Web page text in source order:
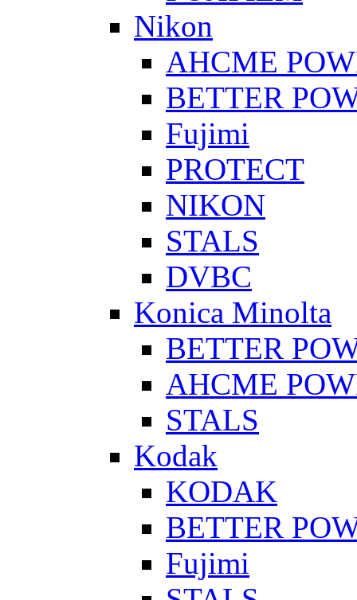
Nikon
AHCME
BETTER
Fujimi
PROTECT
NIKON
STALS
DVBC
Konica Minolta
BETTER
AHCME
STALS
Kodak
KODAK
BETTER
Fujimi